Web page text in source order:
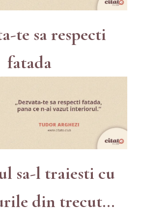
te sa respecti
fatada
sa-l traiesti cu
din trecut...